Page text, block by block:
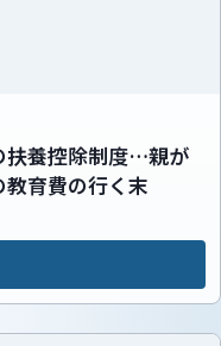
扶養控除制度…親が
育費の行く末